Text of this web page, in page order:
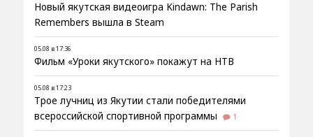
Новый якутская видеоигра Kindawn: The Parish
Remembers вышла в Steam
05.08 в 17:36
Фильм «Уроки якутского» покажут на НТВ
05.08 в 17:23
Трое лучниц из Якутии стали победителями
всероссийской спортивной программы
1